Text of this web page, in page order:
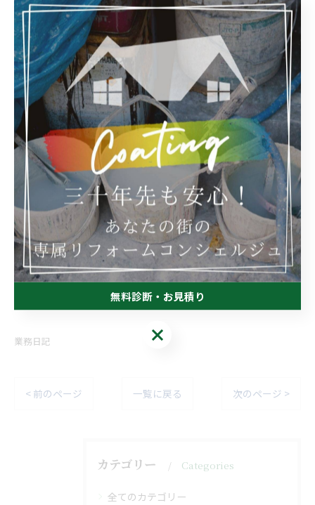
--------------------------------------------------------------------
--
おゆみ野工房
千葉県千葉市緑区辺田町152-1
電話番号:043-292-6633
FAX番号:043-292-6633
--------------------------------------------------------------------
業務日記
< 前のページ 一覧に戻る 次のページ >
カテゴリー Categories
全てのカテゴリー
無料診断・お見積り
無料診断・お見積り